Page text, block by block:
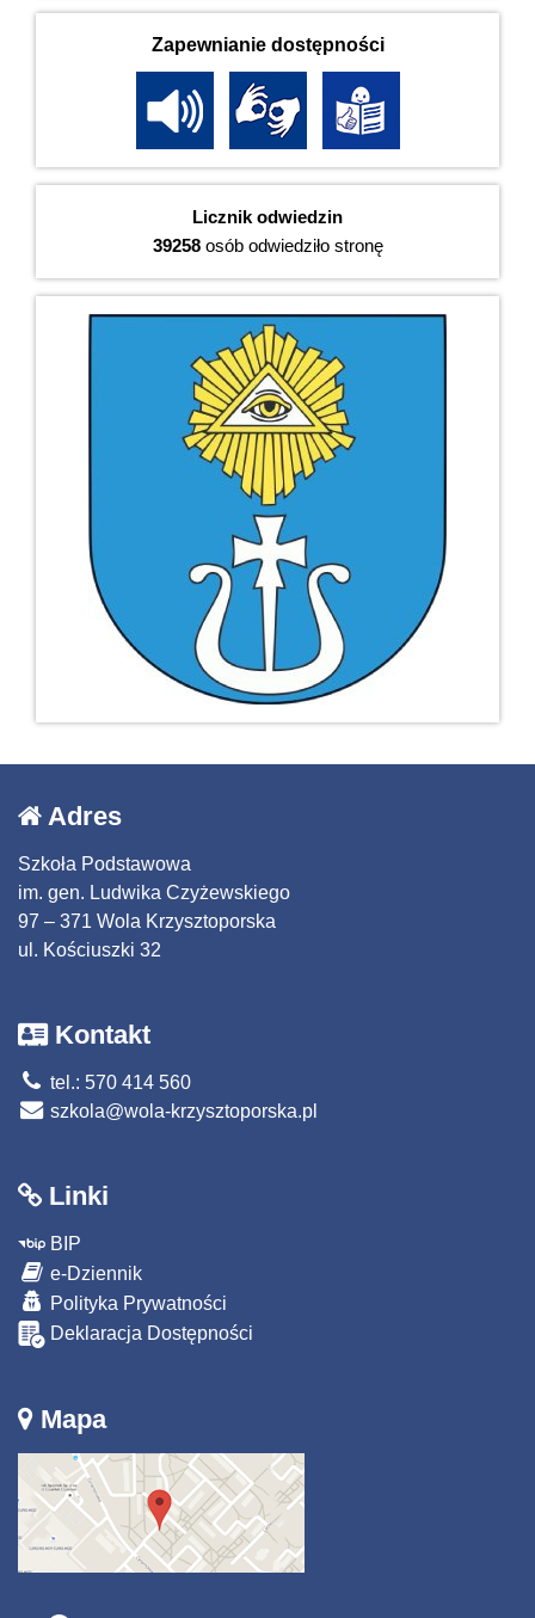
Zapewnianie dostępności
Licznik odwiedzin
39258osób odwiedziło stronę
Adres
Szkoła Podstawowa
im. gen. Ludwika Czyżewskiego
97 – 371 Wola Krzysztoporska
ul. Kościuszki 32
Kontakt
tel.: 570 414 560
szkola@wola-krzysztoporska.pl
Linki
BIP
e-Dziennik
Polityka Prywatności
Deklaracja Dostępności
Mapa